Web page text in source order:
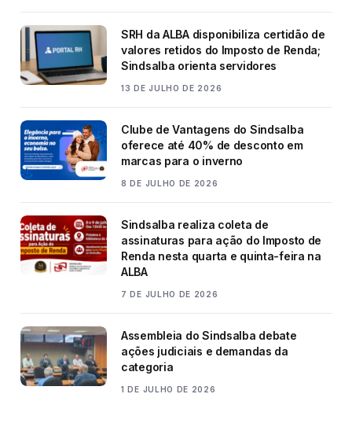
SRH da ALBA disponibiliza certidão de
valores retidos do Imposto de Renda;
Sindsalba orienta servidores
13 DE JULHO DE 2026
Clube de Vantagens do Sindsalba
oferece até 40% de desconto em
marcas para o inverno
8 DE JULHO DE 2026
Sindsalba realiza coleta de
assinaturas para ação do Imposto de
Renda nesta quarta e quinta-feira na
ALBA
7 DE JULHO DE 2026
Assembleia do Sindsalba debate
ações judiciais e demandas da
categoria
1 DE JULHO DE 2026